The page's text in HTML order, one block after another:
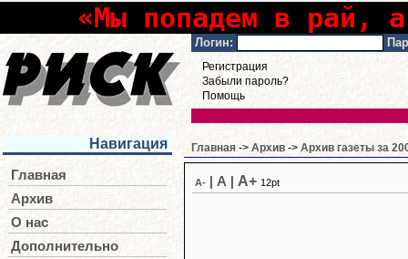
«Мы попадем в рай,
Логин:
Регистрация
Забыли пароль?
Помощь
Навигация
Главная
Архив
О нас
Дополнительно
Главная -> Архив -> Архив газеты за
A- A A+ 12pt